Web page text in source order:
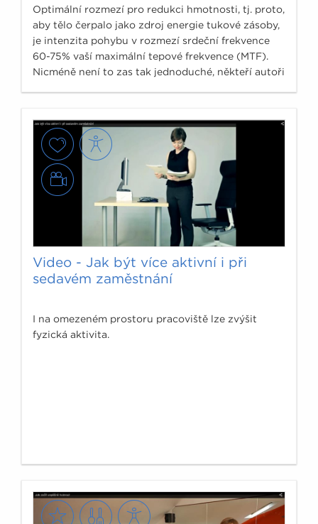
Optimální rozmezí pro redukci hmotnosti, tj. proto,
aby tělo čerpalo jako zdroj energie tukové zásoby,
je intenzita pohybu v rozmezí srdeční frekvence
60-75% vaší maximální tepové frekvence (MTF).
Nicméně není to zas tak jednoduché, někteří autoři
hodnoty.
Video - Jak být více aktivní i při
sedavém zaměstnání
I na omezeném prostoru pracoviště lze zvýšit
fyzická aktivita.